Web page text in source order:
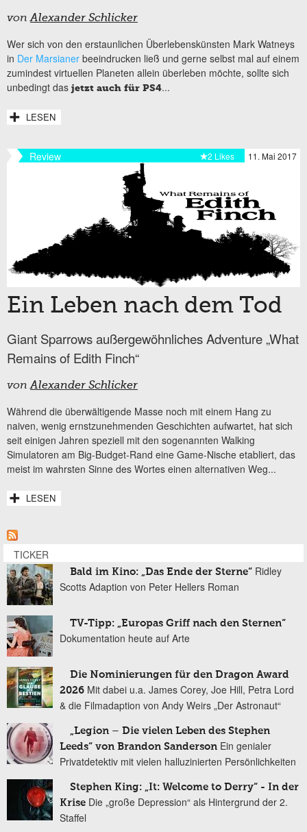
vonAlexander Schlicker
Wer sich von den erstaunlichen Überlebenskünsten Mark Watneys
in Der Marsianer beeindrucken ließ und gerne selbst mal auf einem
zumindest virtuellen Planeten allein überleben möchte, sollte sich
unbedingt das jetzt auch für PS4...
LESEN
Review 11. Mai 2017
2 Likes
Ein Leben nach dem Tod
Giant Sparrows außergewöhnliches Adventure „What
Remains of Edith Finch“
vonAlexander Schlicker
Während die überwältigende Masse noch mit einem Hang zu
naiven, wenig ernstzunehmenden Geschichten aufwartet, hat sich
seit einigen Jahren speziell mit den sogenannten Walking
Simulatoren am Big-Budget-Rand eine Game-Nische etabliert, das
meist im wahrsten Sinne des Wortes einen alternativen Weg...
LESEN
TICKER
Bald im Kino: „Das Ende der Sterne“ Ridley
Scotts Adaption von Peter Hellers Roman
TV-Tipp: „Europas Griff nach den Sternen“
Dokumentation heute auf Arte
Die Nominierungen für den Dragon Award
2026 Mit dabei u.a. James Corey, Joe Hill, Petra Lord
& die Filmadaption von Andy Weirs „Der Astronaut“
„Legion – Die vielen Leben des Stephen
Leeds“ von Brandon Sanderson Ein genialer
Privatdetektiv mit vielen halluzinierten Persönlichkeiten
Stephen King: „It: Welcome to Derry“ - In der
Krise Die „große Depression“ als Hintergrund der 2.
Staffel